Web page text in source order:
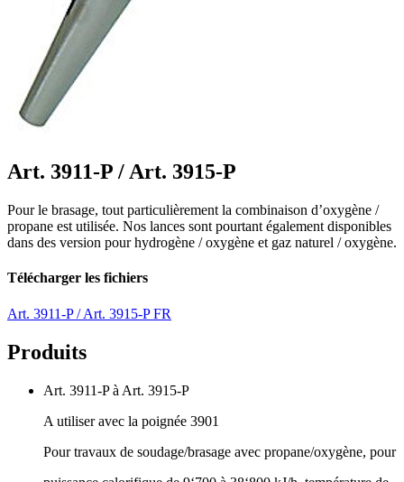
Art. 3911-P / Art. 3915-P
Pour le brasage, tout particulièrement la combinaison d’oxygène /
propane est utilisée. Nos lances sont pourtant également disponibles
dans des version pour hydrogène / oxygène et gaz naturel / oxygène.
Télécharger les fichiers
Art. 3911-P / Art. 3915-P FR
Produits
Art. 3911-P à Art. 3915-P
A utiliser avec la poignée 3901
Pour travaux de soudage/brasage avec propane/oxygène, pour